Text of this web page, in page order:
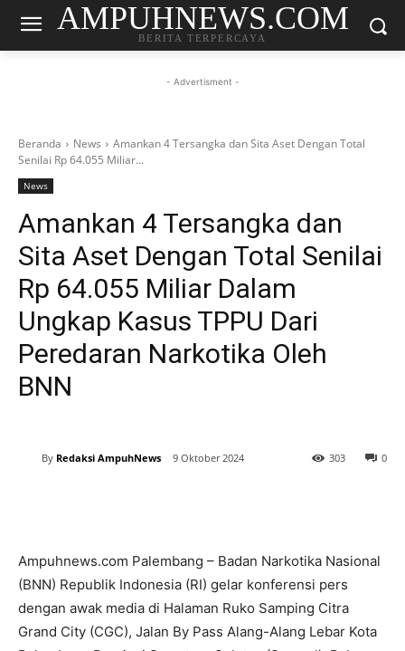
AMPUHNEWS.COM
BERITA TERPERCAYA
- Advertisment -
Beranda News
Amankan 4 Tersangka dan Sita Aset Dengan Total
Senilai Rp 64.055 Miliar...
News
Amankan 4 Tersangka dan
Sita Aset Dengan Total Senilai
Rp 64.055 Miliar Dalam
Ungkap Kasus TPPU Dari
Peredaran Narkotika Oleh
BNN
By Redaksi AmpuhNews 9 Oktober 2024 0
303
Ampuhnews.com Palembang – Badan Narkotika Nasional
(BNN) Republik Indonesia (RI) gelar konferensi pers
dengan awak media di Halaman Ruko Samping Citra
Grand City (CGC), Jalan By Pass Alang-Alang Lebar Kota